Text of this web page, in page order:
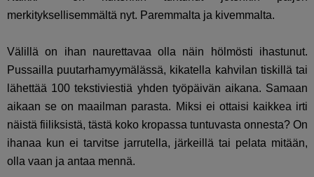
merkityksellisemmältä nyt. Paremmalta ja kivemmalta.
Välillä on ihan naurettavaa olla näin hölmösti ihastunut.
Pussailla puutarhamyymälässä, kikatella kahvilan tiskillä tai
lähettää 100 tekstiviestiä yhden työpäivän aikana. Samaan
aikaan se on maailman parasta. Miksi ei ottaisi kaikkea irti
näistä fiiliksistä, tästä koko kropassa tuntuvasta onnesta? On
ihanaa kun ei tarvitse jarrutella, järkeillä tai pelata mitään,
olla vaan ja antaa mennä.